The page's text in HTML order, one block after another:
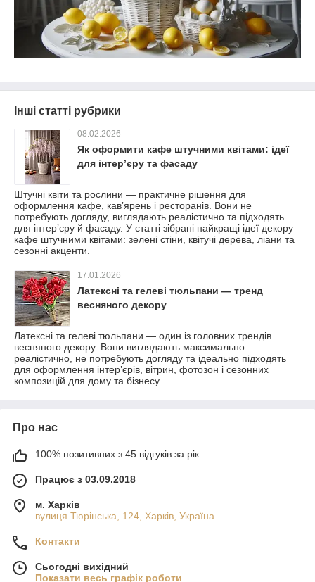
Інші статті рубрики
08.02.2026
Як оформити кафе штучними квітами: ідеї
для інтерʼєру та фасаду
Штучні квіти та рослини — практичне рішення для
оформлення кафе, кавʼярень і ресторанів. Вони не
потребують догляду, виглядають реалістично та підходять
для інтерʼєру й фасаду. У статті зібрані найкращі ідеї декору
кафе штучними квітами: зелені стіни, квітучі дерева, ліани та
сезонні акценти.
17.01.2026
Латексні та гелеві тюльпани — тренд
весняного декору
Латексні та гелеві тюльпани — один із головних трендів
весняного декору. Вони виглядають максимально
реалістично, не потребують догляду та ідеально підходять
для оформлення інтер’єрів, вітрин, фотозон і сезонних
композицій для дому та бізнесу.
Про нас
100% позитивних з 45 відгуків за рік
Працює з 03.09.2018
м. Харків
вулиця Тюрінська, 124, Харків, Україна
Контакти
Сьогодні вихідний
Показати весь графік роботи